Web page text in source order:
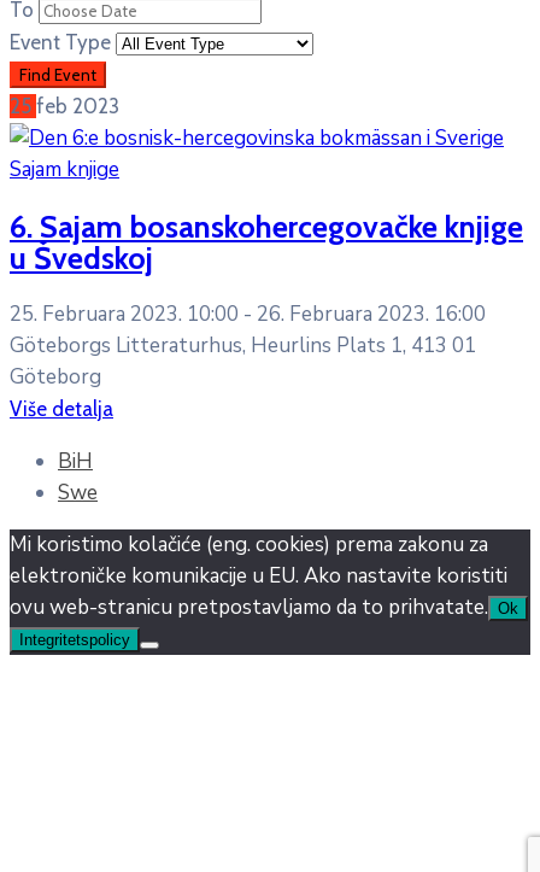
To
Event Type
25 feb 2023
Sajam knjige
6. Sajam bosanskohercegovačke knjige
u Švedskoj
25. Februara 2023. 10:00 - 26. Februara 2023. 16:00
Göteborgs Litteraturhus, Heurlins Plats 1, 413 01
Göteborg
Više detalja
BiH
Swe
Mi koristimo kolačiće (eng. cookies) prema zakonu za
elektroničke komunikacije u EU. Ako nastavite koristiti
ovu web-stranicu pretpostavljamo da to prihvatate. Ok
Integritetspolicy